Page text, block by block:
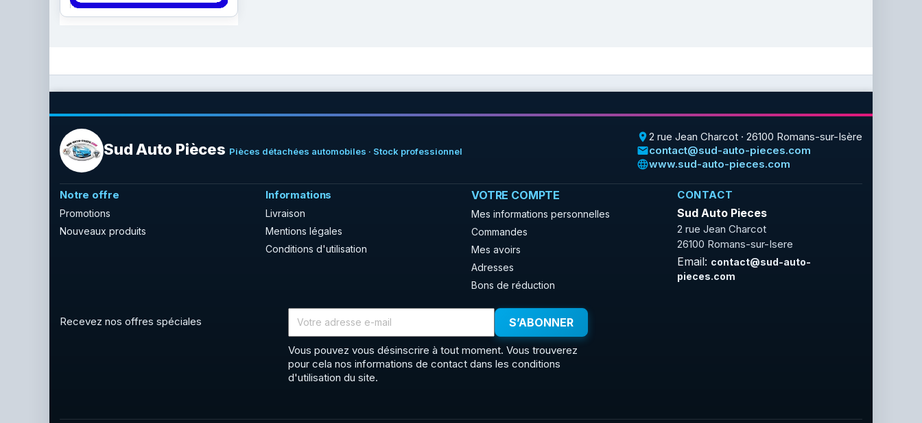
Sud Auto Pièces Pièces détachées automobiles · Stock professionnel
place2 rue Jean Charcot · 26100 Romans-sur-Isère
emailcontact@sud-auto-pieces.com
languagewww.sud-auto-pieces.com
Notre offre
Promotions
Nouveaux produits
Informations
Livraison
Mentions légales
Conditions d'utilisation
VOTRE COMPTE
Mes informations personnelles
Commandes
Mes avoirs
Adresses
Bons de réduction
CONTACT
Sud Auto Pieces
2 rue Jean Charcot
26100 Romans-sur-Isere
Email: contact@sud-auto-
pieces.com
Recevez nos offres spéciales
Vous pouvez vous désinscrire à tout moment. Vous trouverez
pour cela nos informations de contact dans les conditions
d'utilisation du site.